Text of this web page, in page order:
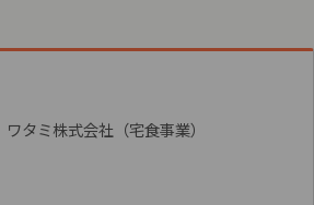
ワタミ株式会社（宅食事業）